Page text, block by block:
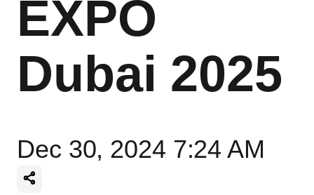
EXPO
Dubai 2025
Dec 30, 2024 7:24 AM